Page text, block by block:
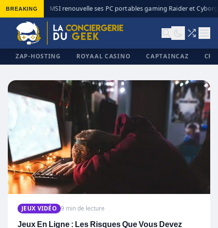
BREAKING MSI renouvelle ses PC portables gaming Raider et
ZAP-HOSTING ROYAAL CASINO CAPTAINCAZ
✕
JEUX VIDÉO 9 min de lecture
Jeux En Ligne : Les Risques Que Vous Devez